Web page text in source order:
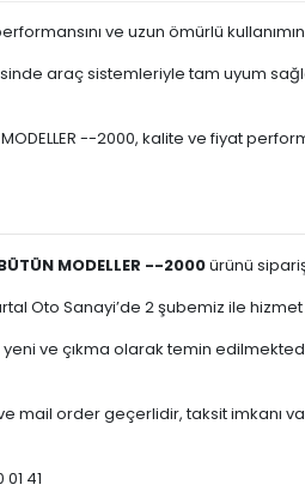
ve uzun ömürlü
araç sistemleriyle tam uyum
MODELLER --2000, kalite ve fiyat
MODELLER --2000ürünü
Oto Sanayi’de 2 şubemiz ile
ve çıkma olarak temin
mail order geçerlidir, taksit imkanı
41